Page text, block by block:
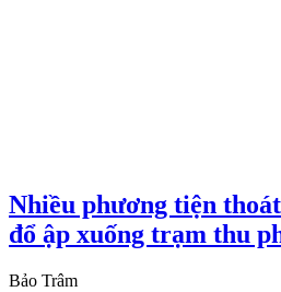
Nhiều phương tiện
đổ ập xuống trạm thu
Bảo Trâm